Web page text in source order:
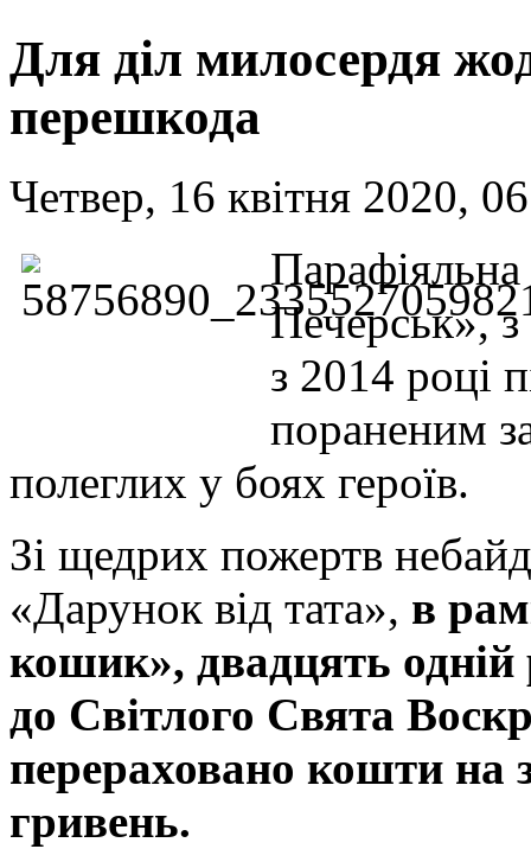
Для діл милосердя
перешкода
Четвер, 16 квітня 2020,
Печерськ», з
з 2014 році
пораненим
полеглих у боях героїв.
Зі щедрих пожертв
«Дарунок від тата», в
кошик», двадцять одній
до Світлого Свята
перераховано кошти на
гривень.